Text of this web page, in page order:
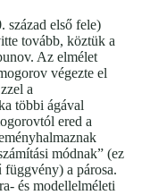
század első fele)
tovább, köztük a
Az elmélet
végezte el
a
többi ágával
ered a
módnak” (ez
a párosa.
és modellelméleti